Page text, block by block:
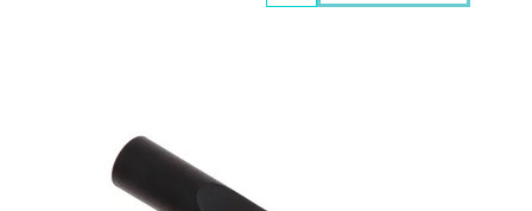
Štěrbinový nástavec NS2 je univerzální pro
všechny druhy vysavačů s teleskopickou tyčí
vysavače o Ø 32mm kulatého tvaru.